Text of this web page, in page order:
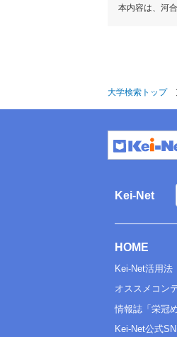
本内容は、河
大学検索トップ
Kei-Net
HOME
Kei-Net活用法
オススメコン
情報誌「栄冠
Kei-Net公式